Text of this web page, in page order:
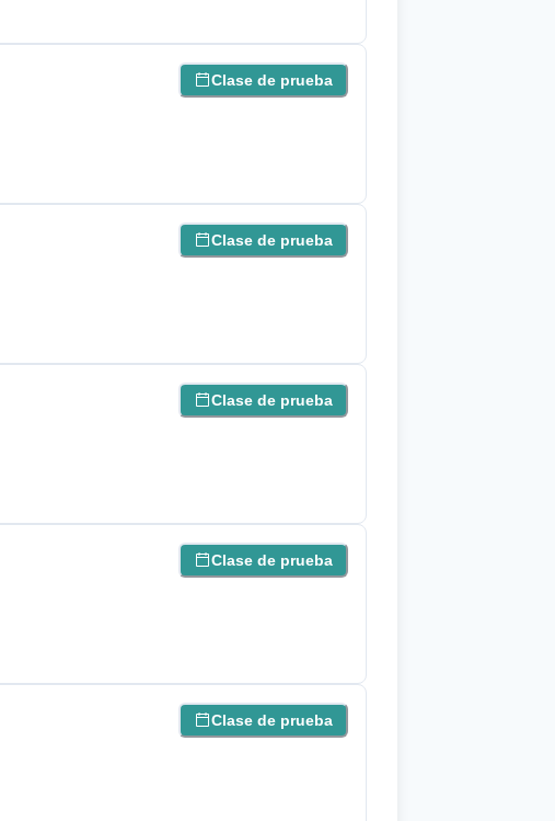
Clase de prueba
Clase de prueba
Clase de prueba
Clase de prueba
Clase de prueba